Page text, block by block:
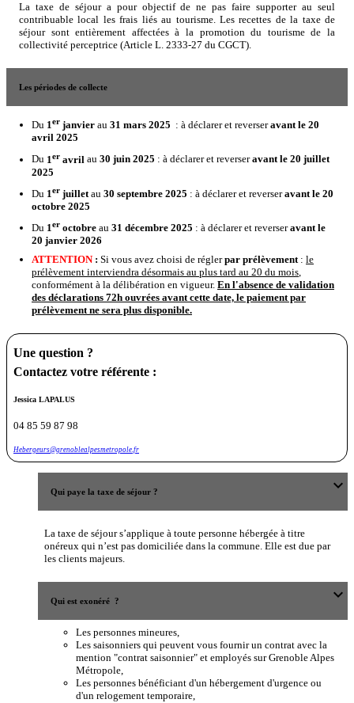
La taxe de séjour a pour objectif de ne pas faire supporter au seul
contribuable local les frais liés au tourisme. Les recettes de la taxe de
séjour sont entièrement affectées à la promotion du tourisme de la
collectivité perceptrice (Article L. 2333-27 du CGCT).
Les périodes de collecte
Du 1er janvier au 31 mars 2025 : à déclarer et reverseravant le 20
avril 2025
Du 1er avril au 30 juin 2025 : à déclarer et reverseravant le 20 juillet
2025
Du 1er juilletau 30 septembre 2025 : à déclarer et reverseravant le 20
octobre 2025
Du 1er octobre au 31 décembre 2025 : à déclarer et reverseravant le
20 janvier 2026
ATTENTION : Si vous avez choisi de réglerpar prélèvement: le
prélèvement interviendra désormais au plus tard au 20 du mois,
conformément à la délibération en vigueur. En l'absence de validation
des déclarations 72h ouvrées avant cette date, le paiement par
prélèvement ne sera plus disponible.
Une question ?
Contactez votre référente :
Jessica LAPALUS
04 85 59 87 98
Hebergeurs@grenoblealpesmetropole.fr
Qui paye la taxe de séjour ? expand_more
La taxe de séjour s’applique à toute personne hébergée à titre
onéreux qui n’est pas domiciliée dans la commune. Elle est due par
les clients majeurs.
Qui est exonéré ? expand_more
Les personnes mineures,
Les saisonniers qui peuvent vous fournir un contrat avec la
mention "contrat saisonnier" et employés sur Grenoble Alpes
Métropole,
Les personnes bénéficiant d'un hébergement d'urgence ou
d'un relogement temporaire,